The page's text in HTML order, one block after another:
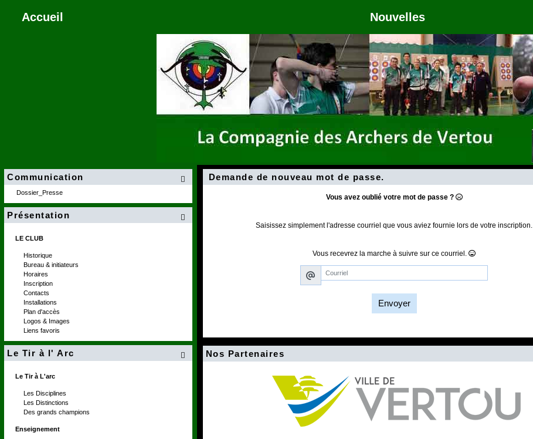
Accueil Nouvelles

Communication
Dossier_Presse

Présentation
LE CLUB
Historique
Bureau & initiateurs
Horaires
Inscription
Contacts
Installations
Plan d'accès
Logos & Images
Liens favoris

Le Tir à l' Arc
Le Tir à L'arc
Les Disciplines
Les Distinctions
Des grands champions
Enseignement
Demande de nouveau mot de passe.
Vous avez oublié votre mot de passe ?
Saisissez simplement l'adresse courriel que vous aviez fournie lors de votre inscription.
Vous recevrez la marche à suivre sur ce courriel.
Envoyer
Nos Partenaires